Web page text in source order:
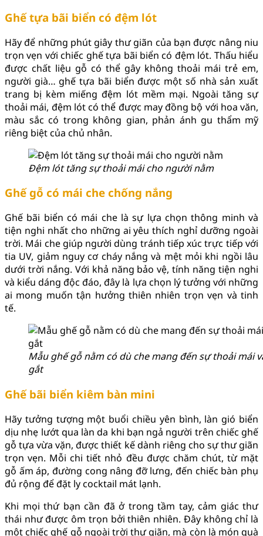
Ghế tựa bãi biển có đệm lót
Hãy để những phút giây thư giãn của bạn được nâng niu
trọn vẹn với chiếc ghế tựa bãi biển có đệm lót. Thấu hiểu
được chất liệu gỗ có thể gây không thoải mái trẻ em,
người già… ghế tựa bãi biển được một số nhà sản xuất
trang bị kèm miếng đệm lót mềm mại. Ngoài tăng sự
thoải mái, đệm lót có thể được may đồng bộ với hoa văn,
màu sắc có trong không gian, phản ánh gu thẩm mỹ
riêng biệt của chủ nhân.
Đệm lót tăng sự thoải mái cho người nằm
Ghế gỗ có mái che chống nắng
Ghế bãi biển có mái che là sự lựa chọn thông minh và
tiện nghi nhất cho những ai yêu thích nghỉ dưỡng ngoài
trời. Mái che giúp người dùng tránh tiếp xúc trực tiếp với
tia UV, giảm nguy cơ cháy nắng và mệt mỏi khi ngồi lâu
dưới trời nắng. Với khả năng bảo vệ, tính năng tiện nghi
và kiểu dáng độc đáo, đây là lựa chọn lý tưởng với những
ai mong muốn tận hưởng thiên nhiên trọn vẹn và tinh
tế.
Mẫu ghế gỗ nằm có dù che mang đến sự thoải mái
gắt
Ghế bãi biển kiêm bàn mini
Hãy tưởng tượng một buổi chiều yên bình, làn gió biển
dịu nhẹ lướt qua làn da khi bạn ngả người trên chiếc ghế
gỗ tựa vừa vặn, được thiết kế dành riêng cho sự thư giãn
trọn vẹn. Mỗi chi tiết nhỏ đều được chăm chút, từ mặt
gỗ ấm áp, đường cong nâng đỡ lưng, đến chiếc bàn phụ
đủ rộng để đặt ly cocktail mát lạnh.
Khi mọi thứ bạn cần đã ở trong tầm tay, cảm giác thư
thái như được ôm trọn bởi thiên nhiên. Đây không chỉ là
một chiếc ghế gỗ ngoài trời thư giãn, mà còn là món quà